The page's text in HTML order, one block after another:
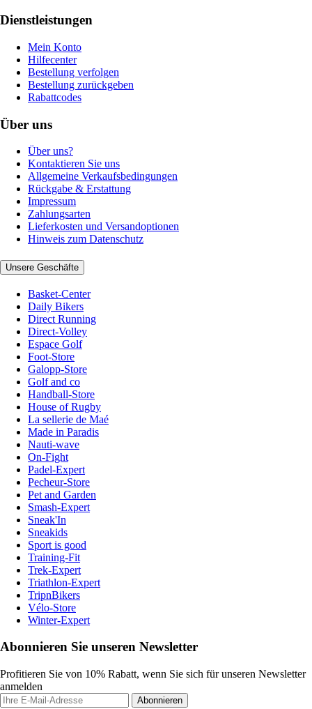
Dienstleistungen
Mein Konto
Hilfecenter
Bestellung verfolgen
Bestellung zurückgeben
Rabattcodes
Über uns
Über uns?
Kontaktieren Sie uns
Allgemeine Verkaufsbedingungen
Rückgabe & Erstattung
Impressum
Zahlungsarten
Lieferkosten und Versandoptionen
Hinweis zum Datenschutz
Unsere Geschäfte
Basket-Center
Daily Bikers
Direct Running
Direct-Volley
Espace Golf
Foot-Store
Galopp-Store
Golf and co
Handball-Store
House of Rugby
La sellerie de Maé
Made in Paradis
Nauti-wave
On-Fight
Padel-Expert
Pecheur-Store
Pet and Garden
Smash-Expert
Sneak'In
Sneakids
Sport is good
Training-Fit
Trek-Expert
Triathlon-Expert
TripnBikers
Vélo-Store
Winter-Expert
Abonnieren Sie unseren Newsletter
Profitieren Sie von 10% Rabatt, wenn Sie sich für unseren Newsletter
anmelden
Abonnieren